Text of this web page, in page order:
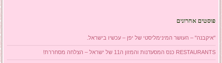
פוסטים אחרונים
"איקבנה" – העושר המינימליסטי של יפן – עכשיו בישראל.
RESTAURANTS כנס המסעדנות והמזון ה11 של ישראל – הצלחה מסחררת!